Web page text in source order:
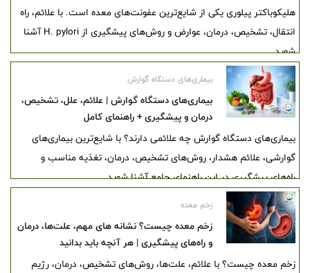
هلیکوباکتر پیلوری یکی از شایع‌ترین عفونت‌های معده است. با علائم، راه
انتقال، تشخیص، درمان، عوارض و روش‌های پیشگیری از H. pylori آشنا
شوید.
بیماری‌های دستگاه گوارش
بیماری‌های دستگاه گوارش | علائم، علل، تشخیص،
درمان و پیشگیری + راهنمای کامل
بیماری‌های دستگاه گوارش چه علائمی دارند؟ با شایع‌ترین بیماری‌های
گوارشی، علائم هشدار، روش‌های تشخیص، درمان، تغذیه مناسب و
راه‌های پیشگیری در این راهنمای جامع آشنا شوید.
زخم معده
زخم معده چیست؟ نشانه های مهم، علت‌ها، درمان
و راه‌های پیشگیری | هر آنچه باید بدانید
زخم معده چیست؟ با علائم، علت‌ها، روش‌های تشخیص، درمان، رژیم